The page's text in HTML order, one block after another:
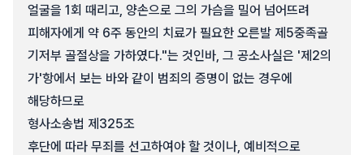
얼굴을 1회 때리고, 양손으로 그의 가슴을 밀어 넘어뜨려
피해자에게 약 6주 동안의 치료가 필요한 오른발 제5중족골
기저부 골절상을 가하였다."는 것인바, 그 공소사실은 '제2의
가'항에서 보는 바와 같이 범죄의 증명이 없는 경우에
해당하므로
형사소송법 제325조
후단에 따라 무죄를 선고하여야 할 것이나, 예비적으로